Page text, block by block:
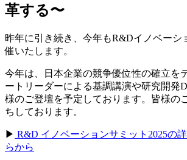
革する〜
昨年に引き続き、今年もR&Dイノベーシ
催いたします。
今年は、日本企業の競争優位性の確立を
ートリーダーによる基調講演や研究開発
様のご登壇を予定しております。皆様の
ちしております。
▶︎ R&D イノベーションサミット2025の
らから